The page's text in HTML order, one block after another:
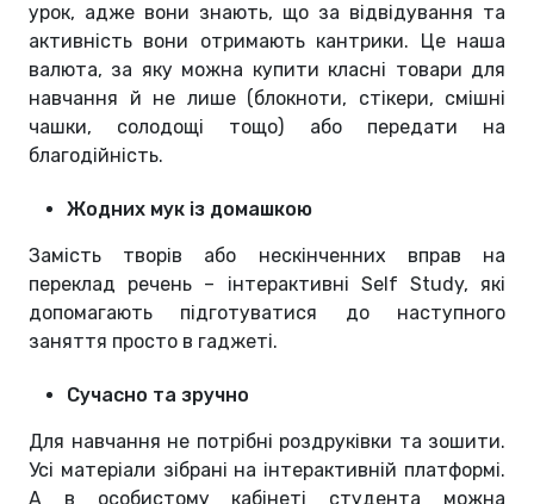
урок, адже вони знають, що за відвідування та
активність вони отримають кантрики. Це наша
валюта, за яку можна купити класні товари для
навчання й не лише (блокноти, стікери, смішні
чашки, солодощі тощо) або передати на
благодійність.
Жодних мук із домашкою
Замість творів або нескінченних вправ на
переклад речень – інтерактивні Self Study, які
допомагають підготуватися до наступного
заняття просто в гаджеті.
Сучасно та зручно
Для навчання не потрібні роздруківки та зошити.
Усі матеріали зібрані на інтерактивній платформі.
А в особистому кабінеті студента можна